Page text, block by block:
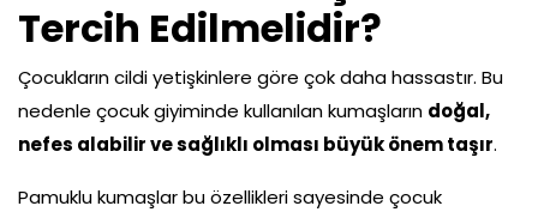
Tercih Edilmelidir?
Çocukların cildi yetişkinlere göre çok daha hassastır. Bu
nedenle çocuk giyiminde kullanılan kumaşların doğal,
nefes alabilir ve sağlıklı olması büyük önem taşır.
Pamuklu kumaşlar bu özellikleri sayesinde çocuk